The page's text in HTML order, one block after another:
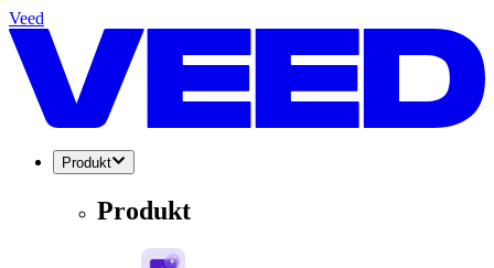
Veed
Produkt
Produkt